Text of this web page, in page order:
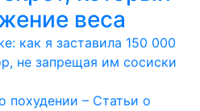
веса
похудении – Статьи о